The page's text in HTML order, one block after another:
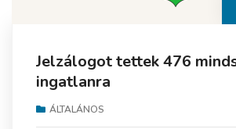
Jelzálogot tettek 476
ingatlanra
ÁLTALÁNOS